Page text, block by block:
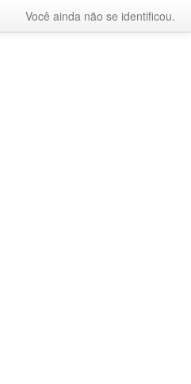
Você ainda não se identificou.